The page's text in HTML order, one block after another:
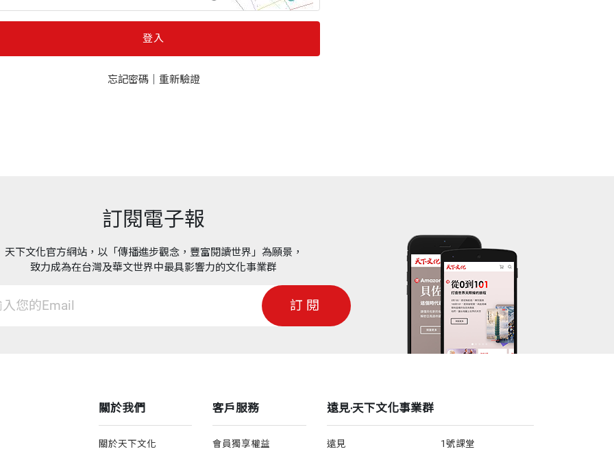
登入
忘記密碼｜ 重新驗證
訂閱電子報
天下文化官方網站，以「傳播進步觀念，豐富閱讀世界」為願景，
致力成為在台灣及華文世界中最具影響力的文化事業群
訂閱
關於我們
關於天下文化
客戶服務
會員獨享權益
遠見‧天下文化事業群
遠見
1號課堂